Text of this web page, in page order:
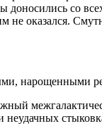
доносились со
оказался.
нарощенными